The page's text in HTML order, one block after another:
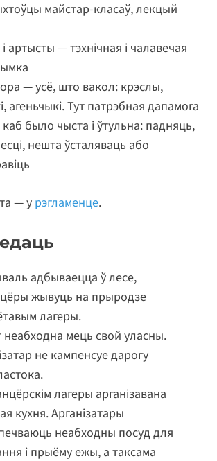
майстар-класаў, лекцый
артысты — тэхнічная і чалавечая
— усё, што вакол: крэслы,
агеньчыкі. Тут патрэбная дапамога
было чыста і ўтульна: падняць,
нешта ўсталяваць або
— у рэгламенце.
адбываецца ў лесе,
жывуць на прыродзе
лагеры.
неабходна мець свой уласны.
не кампенсуе дарогу
лагеры арганізавана
кухня. Арганізатары
неабходны посуд для
і прыёму ежы, а таксама